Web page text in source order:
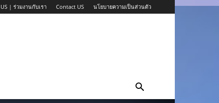
| ร่วมงานกับเรา Contact US นโยบายความเป็นส่วนตัว